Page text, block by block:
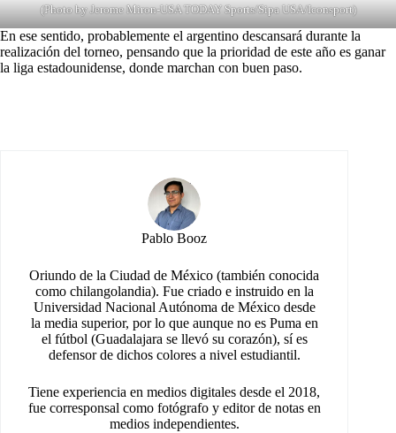
(Photo by Jerome Miron-USA TODAY Sports/Sipa USA/Iconsport)
En ese sentido, probablemente el argentino descansará durante la
realización del torneo, pensando que la prioridad de este año es ganar
la liga estadounidense, donde marchan con buen paso.
Pablo Booz
Oriundo de la Ciudad de México (también conocida
como chilangolandia). Fue criado e instruido en la
Universidad Nacional Autónoma de México desde
la media superior, por lo que aunque no es Puma en
el fútbol (Guadalajara se llevó su corazón), sí es
defensor de dichos colores a nivel estudiantil.
Tiene experiencia en medios digitales desde el 2018,
fue corresponsal como fotógrafo y editor de notas en
medios independientes.